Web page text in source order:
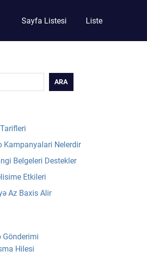
Sayfa Listesi Liste
ARA
Kampanyalari Nelerdir
Belgeleri Destekler
Etkileri
Az Baxis Alir
Gönderimi
Hilesi